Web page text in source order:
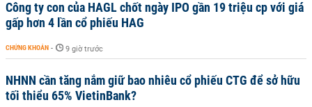
Công ty con của HAGL chốt ngày IPO gần 19 triệu cp với giá
gấp hơn 4 lần cổ phiếu HAG
CHỨNG KHOÁN - 9 giờ trước
NHNN cần tăng nắm giữ bao nhiêu cổ phiếu CTG để sở hữu
tối thiểu 65% VietinBank?